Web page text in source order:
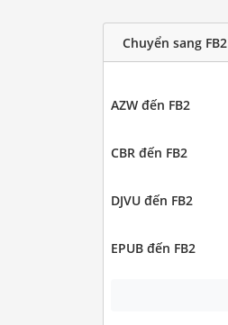
Chuyển sang FB2
AZW đến FB2
CBR đến FB2
DJVU đến FB2
EPUB đến FB2